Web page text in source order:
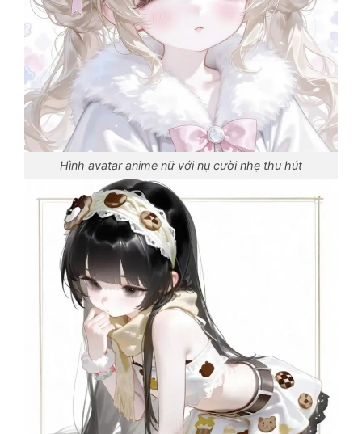
Hình avatar anime nữ với nụ cười nhẹ thu hút